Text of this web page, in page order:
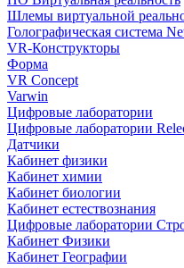
Шлемы виртуальной
Голографическая система
VR-Конструкторы
Форма
VR Concept
Varwin
Цифровые лаборатории
Цифровые лаборатории
Датчики
Кабинет физики
Кабинет химии
Кабинет биологии
Кабинет естествознания
Цифровые лаборатории
Кабинет Физики
Кабинет Географии